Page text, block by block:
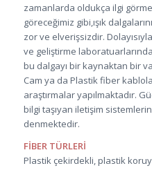
zamanlarda oldukça ilgi
göreceğimiz gibi,ışık
zor ve elverişsizdir.
ve geliştirme
bu dalgayı bir kaynaktan bir
Cam ya da Plastik fiber
araştırmalar yapılmaktadır.
bilgi taşıyan iletişim
denmektedir.
FİBER TÜRLERİ
Plastik çekirdekli, plastik